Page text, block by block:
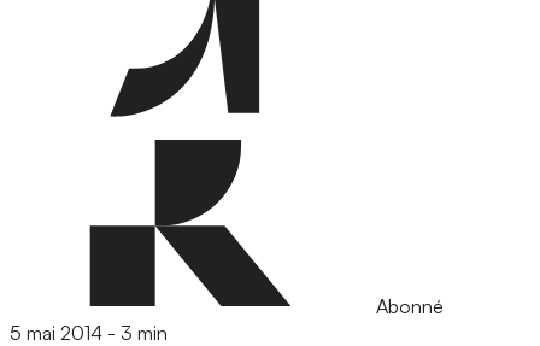
Abonné
5 mai 2014 - 3 min